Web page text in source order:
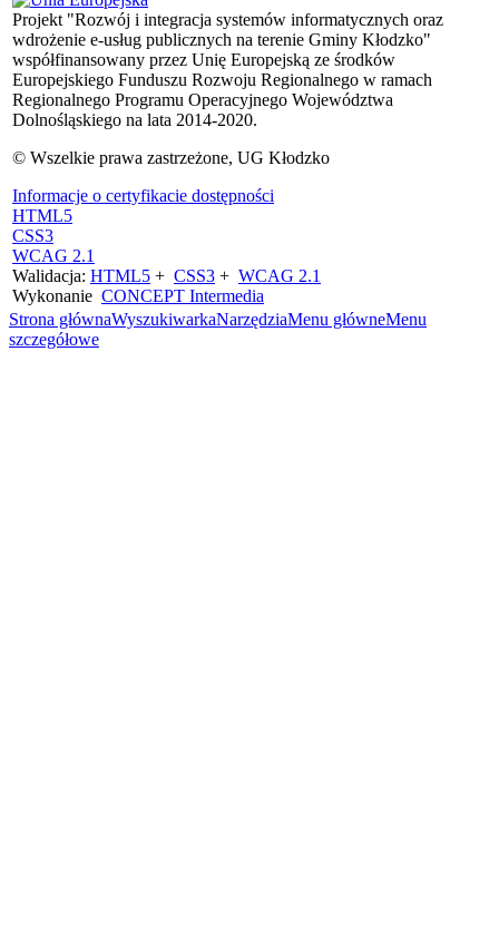
Projekt "Rozwój i integracja systemów informatycznych oraz
wdrożenie e-usług publicznych na terenie Gminy Kłodzko"
współfinansowany przez Unię Europejską ze środków
Europejskiego Funduszu Rozwoju Regionalnego w ramach
Regionalnego Programu Operacyjnego Województwa
Dolnośląskiego na lata 2014-2020.
© Wszelkie prawa zastrzeżone, UG Kłodzko
Informacje o certyfikacie dostępności
HTML5
CSS3
WCAG 2.1
Walidacja: HTML5 + CSS3 + WCAG 2.1
Wykonanie CONCEPT Intermedia
Strona głównaWyszukiwarkaNarzędziaMenu główneMenu
szczegółowe